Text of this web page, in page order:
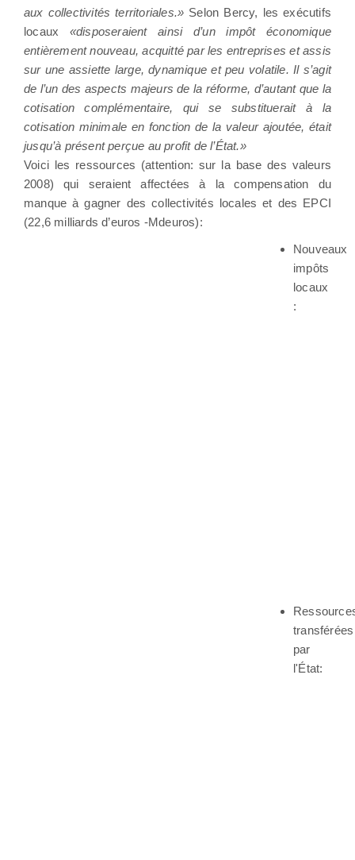
aux collectivités territoriales.» Selon Bercy, les exécutifs
locaux «disposeraient ainsi d’un impôt économique
entièrement nouveau, acquitté par les entreprises et assis
sur une assiette large, dynamique et peu volatile. Il s’agit
de l’un des aspects majeurs de la réforme, d’autant que la
cotisation complémentaire, qui se substituerait à la
cotisation minimale en fonction de la valeur ajoutée, était
jusqu’à présent perçue au profit de l’État.»
Voici les ressources (attention: sur la base des valeurs
2008) qui seraient affectées à la compensation du
manque à gagner des collectivités locales et des EPCI
(22,6 milliards d’euros -Mdeuros):
Nouveaux
impôts
locaux
:
transférées
par
l'État: